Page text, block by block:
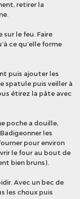
retirer la
le feu. Faire
ce qu’elle forme
puis ajouter les
spatule puis veiller à
étirez la pâte avec
poche a douille,
les
pour environ
le four au bout de
bien bruns).
Avec un bec de
les choux puis